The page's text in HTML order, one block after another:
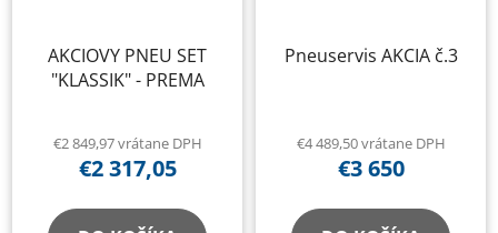
AKCIOVY PNEU SET
"KLASSIK" - PREMA
€2 849,97 vrátane DPH
€2 317,05
Pneuservis AKCIA č.3
€4 489,50 vrátane DPH
€3 650